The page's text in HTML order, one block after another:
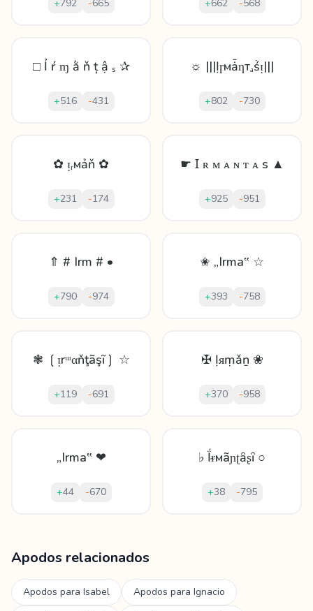
+792 -665 +662 -568
□ Ỉ ŕ ɱ ằ ň ț ậ ₛ ✰
+516 -431
☼ |||Ịɼмǡƞтₐṥᴉ|||
+802 -730
✿ ᴉᵣмảň ✿
+231 -174
☛ Ɪ ʀ ᴍ ᴀ ɴ ᴛ ᴀ s ▲
+925 -951
⇑ # Irm # •
+790 -974
✬ „Irma‟ ☆
+393 -758
❃ ❲ᴉrᵚαňţãşĩ❳ ☆
+119 -691
✠ Ịᴙṃǎṉ ❀
+370 -958
„Irma‟ ❤
+44 -670
♭ Ḯᵲмãɲʈȃʂȋ ○
+38 -795
Apodos relacionados
Apodos para Isabel Apodos para Ignacio